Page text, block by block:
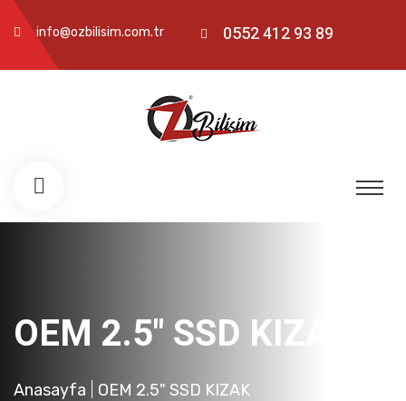
info@ozbilisim.com.tr 0552 412 93 89
OEM 2.5" SSD KIZAK
Anasayfa OEM 2.5" SSD KIZAK